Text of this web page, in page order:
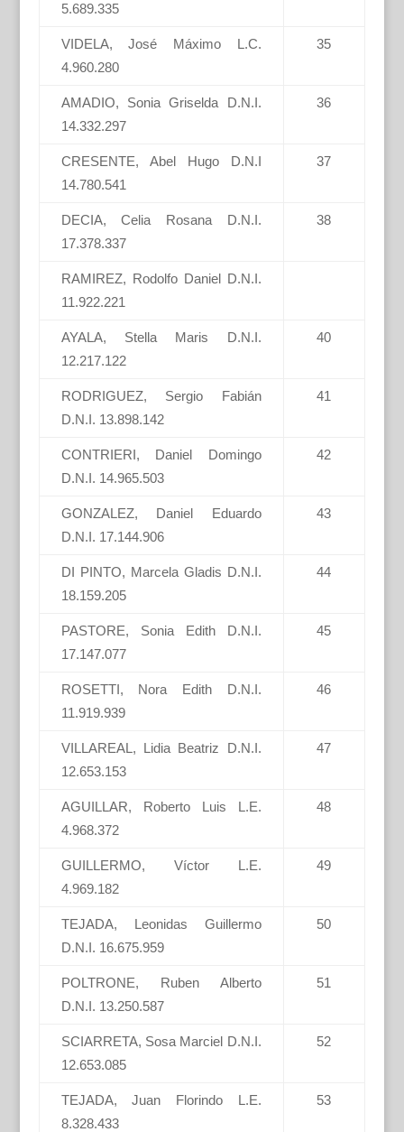
5.689.335
VIDELA, José Máximo L.C.
4.960.280
35
AMADIO, Sonia Griselda D.N.I.
14.332.297
36
CRESENTE, Abel Hugo D.N.I
14.780.541
37
DECIA, Celia Rosana D.N.I.
17.378.337
38
RAMIREZ, Rodolfo Daniel D.N.I.
11.922.221
AYALA, Stella Maris D.N.I.
12.217.122
40
RODRIGUEZ, Sergio Fabián
D.N.I. 13.898.142
41
CONTRIERI, Daniel Domingo
D.N.I. 14.965.503
42
GONZALEZ, Daniel Eduardo
D.N.I. 17.144.906
43
DI PINTO, Marcela Gladis D.N.I.
18.159.205
44
PASTORE, Sonia Edith D.N.I.
17.147.077
45
ROSETTI, Nora Edith D.N.I.
11.919.939
46
VILLAREAL, Lidia Beatriz D.N.I.
12.653.153
47
AGUILLAR, Roberto Luis L.E.
4.968.372
48
GUILLERMO, Víctor L.E.
4.969.182
49
TEJADA, Leonidas Guillermo
D.N.I. 16.675.959
50
POLTRONE, Ruben Alberto
D.N.I. 13.250.587
51
SCIARRETA, Sosa Marciel D.N.I.
12.653.085
52
TEJADA, Juan Florindo L.E.
8.328.433
53